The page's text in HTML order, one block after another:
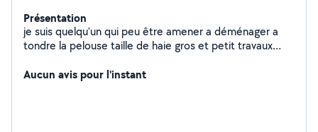
Présentation
je suis quelqu'un qui peu être amener a déménager a
tondre la pelouse taille de haie gros et petit travaux
renseignement merci je demanderai une compensation
Aucun avis pour l'instant